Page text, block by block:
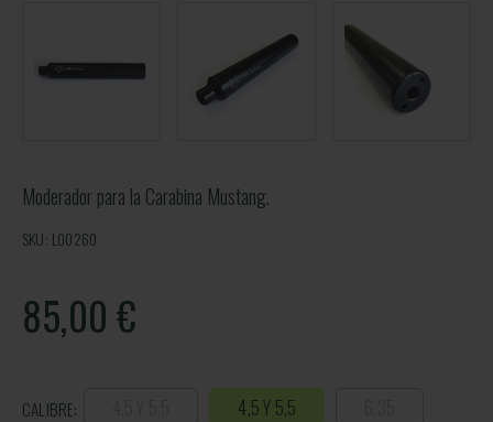
Moderador para la Carabina Mustang.
SKU: L00260
85,00€
CALIBRE: 4,5 Y 5,5